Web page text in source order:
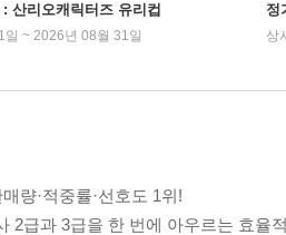
산리오캐릭터즈 유리컵
~ 2026년 08월 31일
정
상
량·적중률·선호도 1위!
2급과 3급을 한 번에 아우르는 효율